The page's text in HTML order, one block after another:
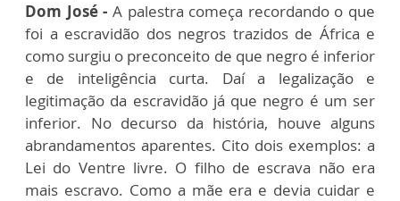
Dom José - A palestra começa recordando o que
foi a escravidão dos negros trazidos de África e
como surgiu o preconceito de que negro é inferior
e de inteligência curta. Daí a legalização e
legitimação da escravidão já que negro é um ser
inferior. No decurso da história, houve alguns
abrandamentos aparentes. Cito dois exemplos: a
Lei do Ventre livre. O filho de escrava não era
mais escravo. Como a mãe era e devia cuidar e